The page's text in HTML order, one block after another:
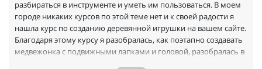
разбираться в инструменте и уметь им пользоваться. В моем
городе никаких курсов по этой теме нет и к своей радости я
нашла курс по созданию деревянной игрушки на вашем сайте.
Благодаря этому курсу я разобралась, как поэтапно создавать
медвежонка с подвижными лапками и головой, разобралась в